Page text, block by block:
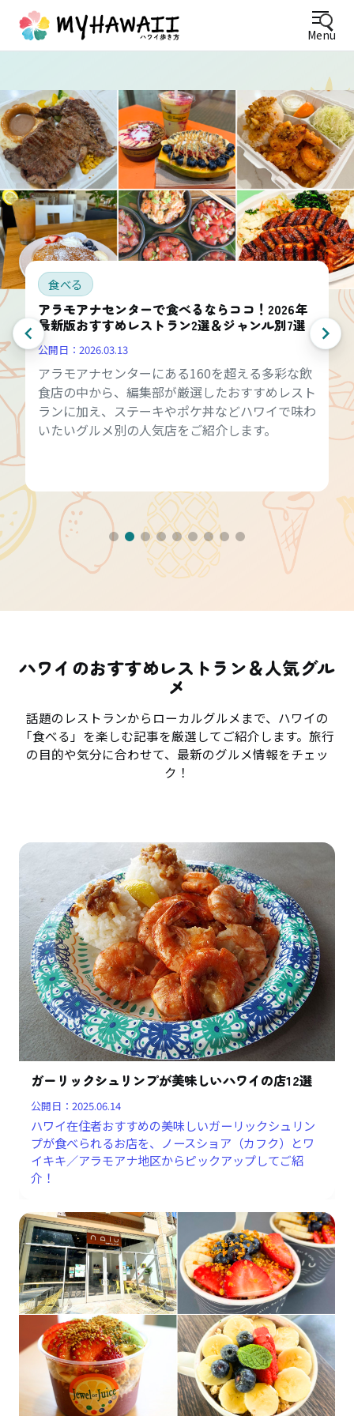
Menu
食べる
アラモアナセンターで食べるならココ！2026年
最新版おすすめレストラン2選＆ジャンル別7選
公開日： 2026.03.13
アラモアナセンターにある160を超える多彩な飲
食店の中から、編集部が厳選したおすすめレスト
ランに加え、ステーキやポケ丼などハワイで味わ
いたいグルメ別の人気店をご紹介します。
ハワイのおすすめレストラン＆人気グル
メ
話題のレストランからローカルグルメまで、ハワイの
「食べる」を楽しむ記事を厳選してご紹介します。旅行
の目的や気分に合わせて、最新のグルメ情報をチェッ
ク！
ガーリックシュリンプが美味しいハワイの店12選
公開日：2025.06.14
ハワイ在住者おすすめの美味しいガーリックシュリン
プが食べられるお店を、ノースショア（カフク）とワ
イキキ／アラモアナ地区からピックアップしてご紹
介！